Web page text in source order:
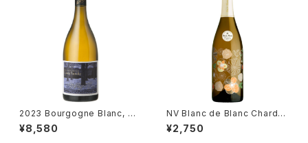
2023 Bourgogne Blanc, Cu
vée Famille / Lou Dumont
¥8,580
NV Blanc de Blanc Chardo
nnay Brut, "Prima Perla " /
Dm. Paul Mas
¥2,750